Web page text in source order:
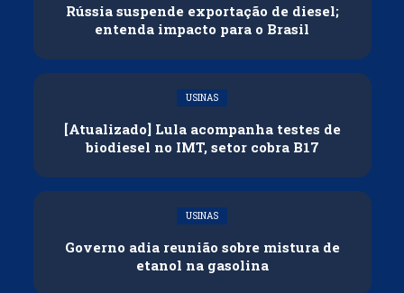
Rússia suspende exportação de diesel;
entenda impacto para o Brasil
USINAS
[Atualizado] Lula acompanha testes de
biodiesel no IMT, setor cobra B17
USINAS
Governo adia reunião sobre mistura de
etanol na gasolina